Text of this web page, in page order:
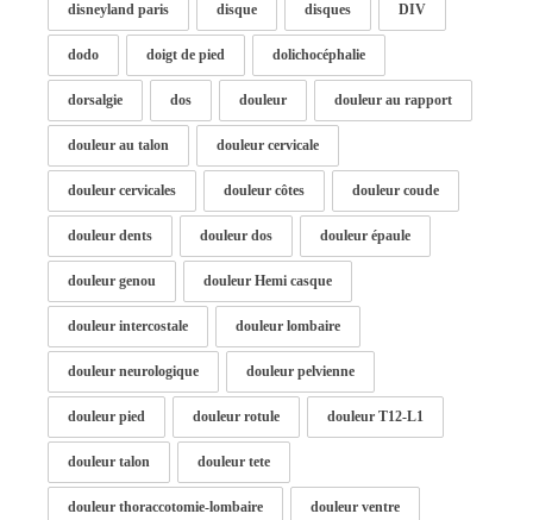
disneyland paris disque disques DIV
dodo doigt de pied dolichocéphalie
dorsalgie dos douleur douleur au rapport
douleur au talon douleur cervicale
douleur cervicales douleur côtes douleur coude
douleur dents douleur dos douleur épaule
douleur genou douleur Hemi casque
douleur intercostale douleur lombaire
douleur neurologique douleur pelvienne
douleur pied douleur rotule douleur T12-L1
douleur talon douleur tete
douleur thoraccotomie-lombaire douleur ventre